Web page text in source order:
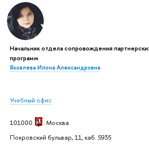
Начальник отдела сопровождения
программ
Яковлева Илона Александровна
Учебный офис
101000
Москва
Покровский бульвар, 11, каб. S935